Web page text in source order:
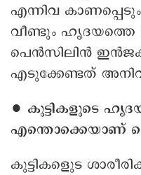
എന്നിവ
വീണ്ടും ഹൃദയത്തെ
പെൻസിലിൻ
എടുക്കേണ്ടത്
∙ കുട്ടികളുടെ
എന്തൊക്കെയാണ്
കുട്ടികളുെട